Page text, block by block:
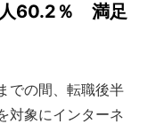
人60.2％ 満足
での間、転職後半
対象にインターネ